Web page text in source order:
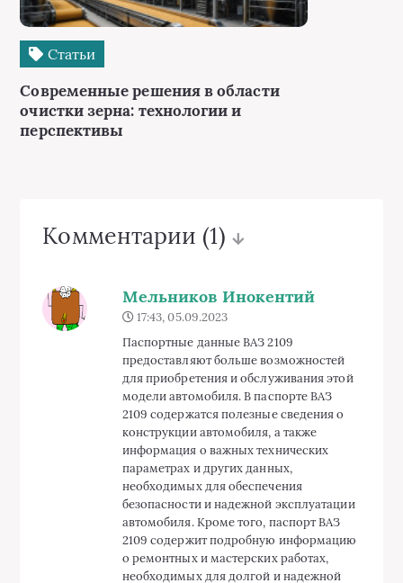
Статьи
Современные решения в области
очистки зерна: технологии и
перспективы
Комментарии (1)
Мельников Инокентий
17:43, 05.09.2023
Паспортные данные ВАЗ 2109
предоставляют больше возможностей
для приобретения и обслуживания этой
модели автомобиля. В паспорте ВАЗ
2109 содержатся полезные сведения о
конструкции автомобиля, а также
информация о важных технических
параметрах и других данных,
необходимых для обеспечения
безопасности и надежной эксплуатации
автомобиля. Кроме того, паспорт ВАЗ
2109 содержит подробную информацию
о ремонтных и мастерских работах,
необходимых для долгой и надежной